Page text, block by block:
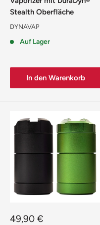
Stealth Oberfläche
DYNAVAP
Auf Lager
In den Warenkorb
Sonderpreis
49,90 €